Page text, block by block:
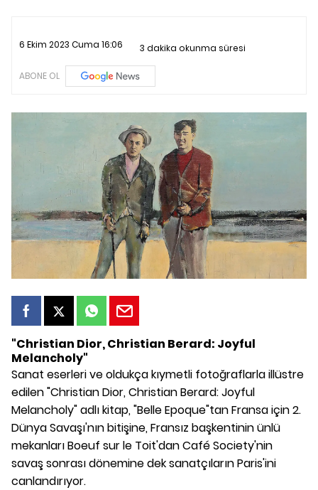
6 Ekim 2023 Cuma 16:06 3 dakika okunma süresi
ABONE OL
"Christian Dior, Christian Berard: Joyful
Melancholy"
Sanat eserleri ve oldukça kıymetli fotoğraflarla illüstre
edilen "Christian Dior, Christian Berard: Joyful
Melancholy" adlı kitap, "Belle Epoque"tan Fransa için 2.
Dünya Savaşı'nın bitişine, Fransız başkentinin ünlü
mekanları Boeuf sur le Toit'dan Café Society'nin
savaş sonrası dönemine dek sanatçıların Paris'ini
canlandırıyor.